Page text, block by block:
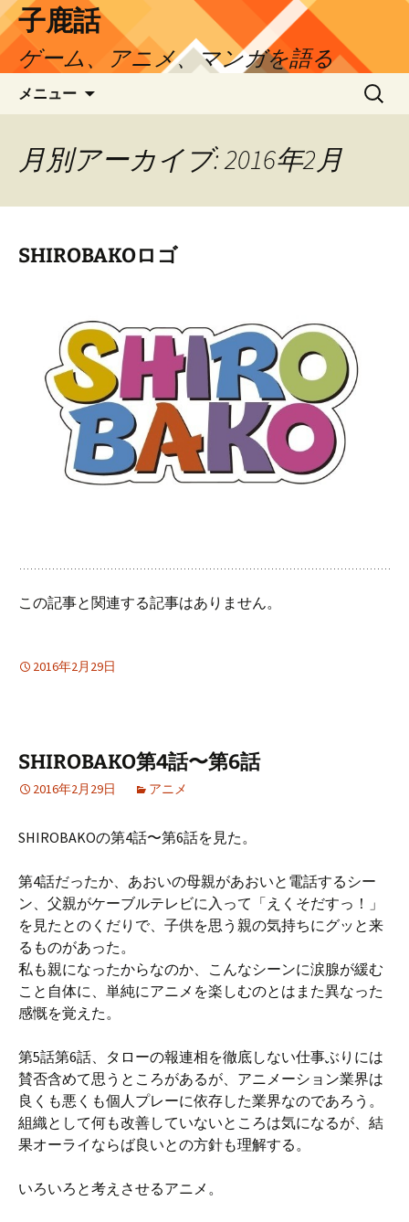
コ
ン
テ
ン
へ
プ
子鹿話
ゲーム、アニメ、マンガを語る
メニュー
検
索:
月別アーカイブ: 2016年2月
SHIROBAKOロゴ
この記事と関連する記事はありません。
2016年2月29日
SHIROBAKO第4話〜第6話
2016年2月29日 アニメ
SHIROBAKOの第4話〜第6話を見た。
第4話だったか、あおいの母親があおいと電話するシー
ン、父親がケーブルテレビに入って「えくそだすっ！」
を見たとのくだりで、子供を思う親の気持ちにグッと来
るものがあった。
私も親になったからなのか、こんなシーンに涙腺が緩む
こと自体に、単純にアニメを楽しむのとはまた異なった
感慨を覚えた。
第5話第6話、タローの報連相を徹底しない仕事ぶりには
賛否含めて思うところがあるが、アニメーション業界は
良くも悪くも個人プレーに依存した業界なのであろう。
組織として何も改善していないところは気になるが、結
果オーライならば良いとの方針も理解する。
いろいろと考えさせるアニメ。